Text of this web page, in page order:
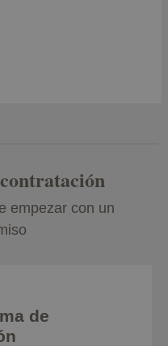
empezar con un
de